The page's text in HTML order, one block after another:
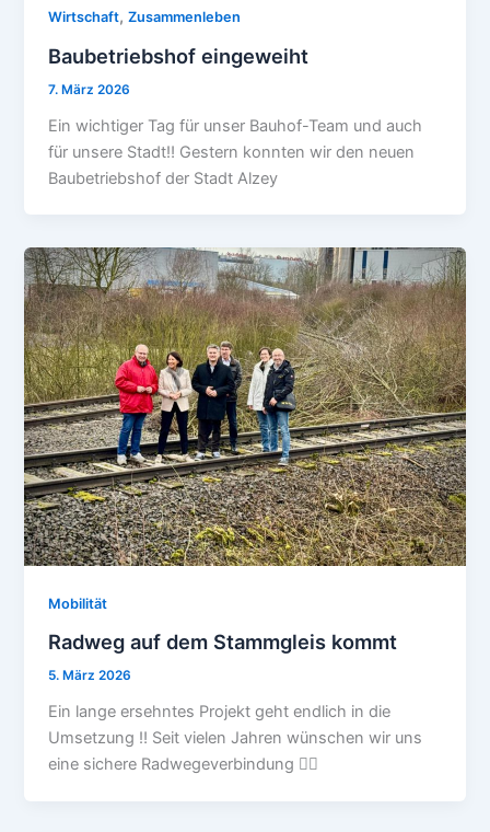
Wirtschaft,Zusammenleben
Baubetriebshof eingeweiht
7. März 2026
Ein wichtiger Tag für unser Bauhof-Team und auch
für unsere Stadt‼️ Gestern konnten wir den neuen
Baubetriebshof der Stadt Alzey
Mobilität
Radweg auf dem Stammgleis kommt
5. März 2026
Ein lange ersehntes Projekt geht endlich in die
Umsetzung ‼️ Seit vielen Jahren wünschen wir uns
eine sichere Radwegeverbindung 🚴‍♂️